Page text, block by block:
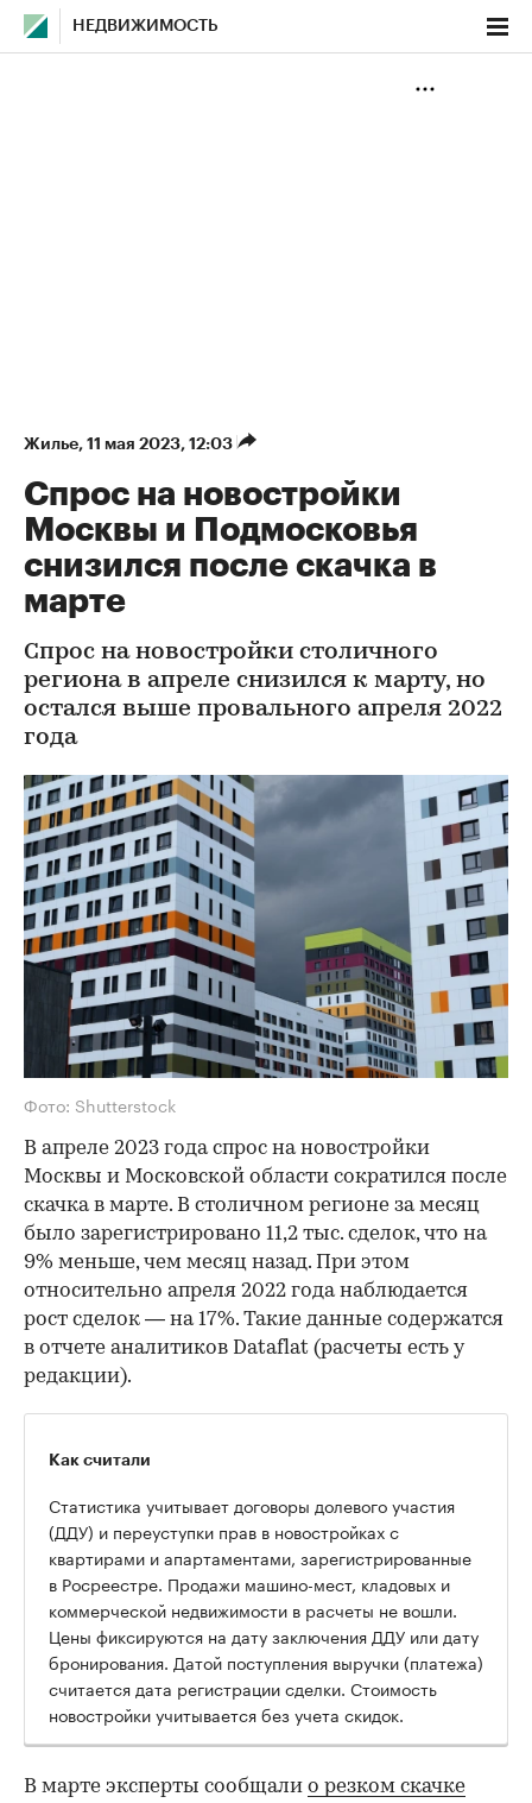
НЕДВИЖИМОСТЬ
Жилье⁠, 11 мая 2023, 12:03
Спрос на новостройки
Москвы и Подмосковья
снизился после скачка в
марте
Спрос на новостройки столичного
региона в апреле снизился к марту, но
остался выше провального апреля 2022
года
Фото: Shutterstock
В апреле 2023 года спрос на новостройки
Москвы и Московской области сократился после
скачка в марте. В столичном регионе за месяц
было зарегистрировано 11,2 тыс. сделок, что на
9% меньше, чем месяц назад. При этом
относительно апреля 2022 года наблюдается
рост сделок — на 17%. Такие данные содержатся
в отчете аналитиков Dataflat (расчеты есть у
редакции).
Как считали
Статистика учитывает договоры долевого участия
(ДДУ) и переуступки прав в новостройках с
квартирами и апартаментами, зарегистрированные
в Росреестре. Продажи машино-мест, кладовых и
коммерческой недвижимости в расчеты не вошли.
Цены фиксируются на дату заключения ДДУ или дату
бронирования. Датой поступления выручки (платежа)
считается дата регистрации сделки. Стоимость
новостройки учитывается без учета скидок.
В марте эксперты сообщали о резком скачке